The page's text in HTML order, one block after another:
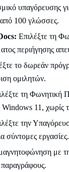
υπαγόρευσης
100 γλώσσες.
Επιλέξτε τη
περιήγησης
το δωρεάν
ομιλητών.
τη Φωνητική
Windows 11,
την
σύντομες εργασίες.
με
παραγράφους.